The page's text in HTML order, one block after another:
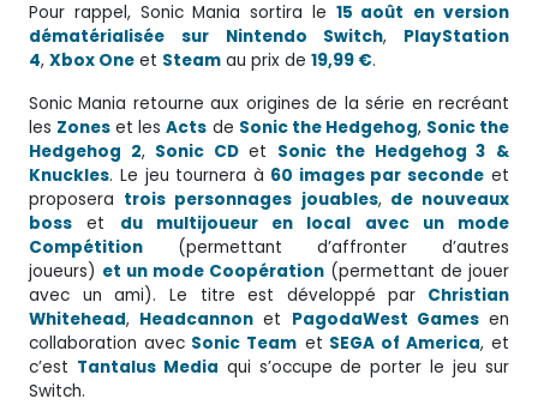
Pour rappel, Sonic Mania sortira le 15 août en version
dématérialisée sur Nintendo Switch, PlayStation
4, Xbox One et Steam au prix de 19,99 €.
Sonic Mania retourne aux origines de la série en recréant
les Zones et lesActs de Sonic the Hedgehog, Sonic the
Hedgehog 2, Sonic CDet Sonic the Hedgehog 3 &
Knuckles. Le jeu tournera à 60 images par seconde et
proposera trois personnages jouables,de nouveaux
boss et du multijoueur en local avec un mode
Compétition (permettant d’affronter d’autres
joueurs) et un mode Coopération (permettant de jouer
avec un ami). Le titre est développé par Christian
Whitehead, Headcannon et PagodaWest Gamesen
collaboration avec Sonic Team et SEGA of America, et
c’est Tantalus Media qui s’occupe de porter le jeu sur
Switch.